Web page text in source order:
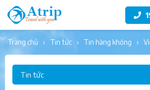
trang chủ tin tức tin hàng không
Tin tức